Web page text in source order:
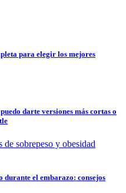
para elegir los mejores
darte versiones más cortas o
durante el embarazo: consejos